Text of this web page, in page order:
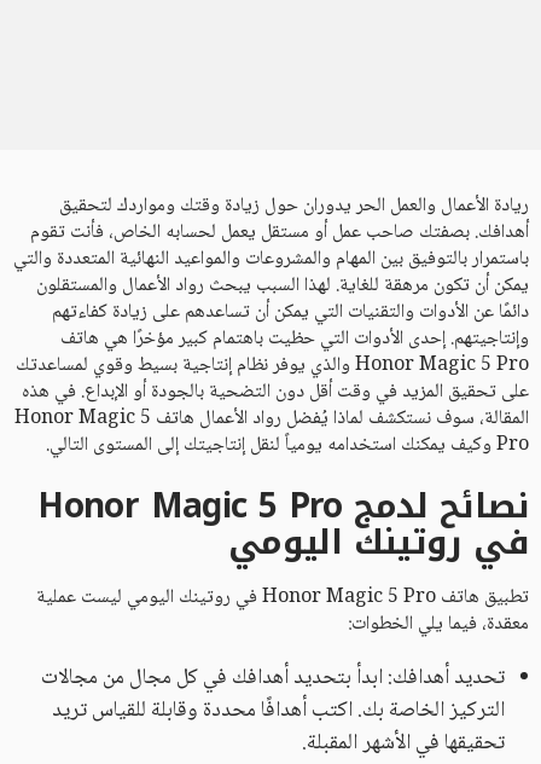
ريادة الأعمال والعمل الحر يدوران حول زيادة وقتك ومواردك لتحقيق
أهدافك. بصفتك صاحب عمل أو مستقل يعمل لحسابه الخاص، فأنت تقوم
باستمرار بالتوفيق بين المهام والمشروعات والمواعيد النهائية المتعددة والتي
يمكن أن تكون مرهقة للغاية. لهذا السبب يبحث رواد الأعمال والمستقلون
دائمًا عن الأدوات والتقنيات التي يمكن أن تساعدهم على زيادة كفاءتهم
وإنتاجيتهم. إحدى الأدوات التي حظيت باهتمام كبير مؤخرًا هي هاتف
Honor Magic 5 Pro والذي يوفر نظام إنتاجية بسيط وقوي لمساعدتك
على تحقيق المزيد في وقت أقل دون التضحية بالجودة أو الإبداع. في هذه
المقالة، سوف نستكشف لماذا يُفضل رواد الأعمال هاتف Honor Magic 5
Pro وكيف يمكنك استخدامه يومياً لنقل إنتاجيتك إلى المستوى التالي.
نصائح لدمج Honor Magic 5 Pro
في روتينك اليومي
تطبيق هاتف Honor Magic 5 Pro في روتينك اليومي ليست عملية
معقدة، فيما يلي الخطوات:
تحديد أهدافك: ابدأ بتحديد أهدافك في كل مجال من مجالات
التركيز الخاصة بك. اكتب أهدافًا محددة وقابلة للقياس تريد
تحقيقها في الأشهر المقبلة.